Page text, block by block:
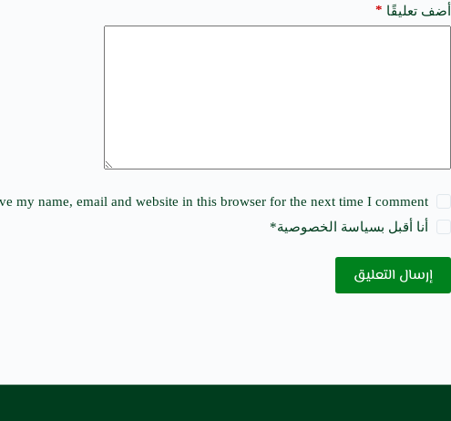
أضف تعليقًا *
my name, email and website in this browser for the next time I comment.
أنا أقبل بسياسة الخصوصية*
إرسال التعليق
a
t